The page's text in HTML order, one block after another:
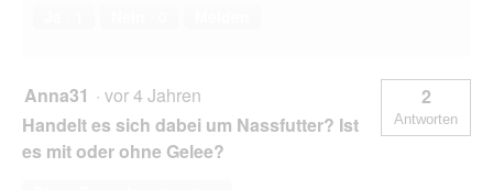
Anna31 · vor 4 Jahren
Handelt es sich dabei um Nassfutter? Ist
es mit oder ohne Gelee?
2
Antworten